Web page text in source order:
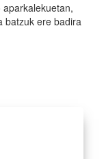
batzuk ere badira